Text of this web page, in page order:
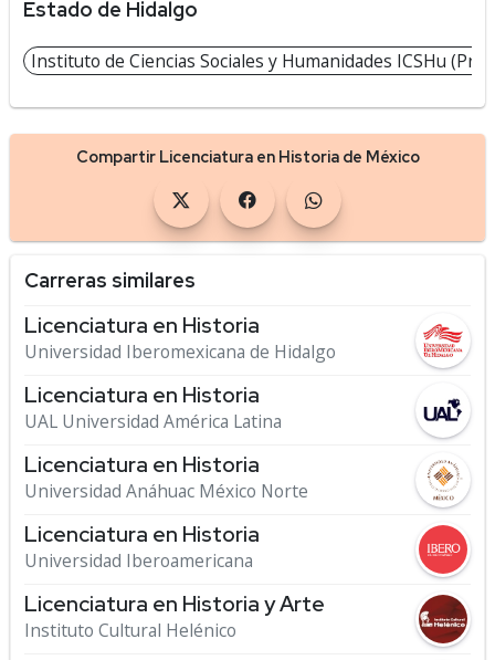
Estado de Hidalgo
Instituto de Ciencias Sociales y Humanidades ICSHu
Compartir Licenciatura en Historia de México
Carreras similares
Licenciatura en Historia
Universidad Iberomexicana de Hidalgo
Licenciatura en Historia
UAL Universidad América Latina
Licenciatura en Historia
Universidad Anáhuac México Norte
Licenciatura en Historia
Universidad Iberoamericana
Licenciatura en Historia y Arte
Instituto Cultural Helénico